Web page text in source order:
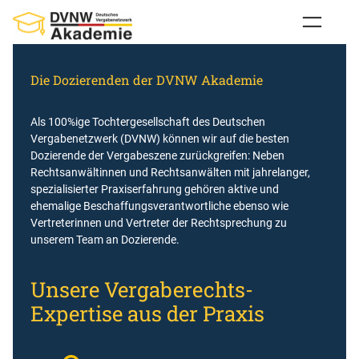
Inhalt
springen
Die Dozierenden der DVNW Akademie
Als 100%ige Tochtergesellschaft des Deutschen
Vergabenetzwerk (DVNW) können wir auf die besten
Dozierende der Vergabeszene zurückgreifen: Neben
Rechtsanwältinnen und Rechtsanwälten mit jahrelanger,
spezialisierter Praxiserfahrung gehören aktive und
ehemalige Beschaffungsverantwortliche ebenso wie
Vertreterinnen und Vertreter der Rechtsprechung zu
unserem Team an Dozierende.
Unsere Vergaberechts-
Expertise aus der Praxis